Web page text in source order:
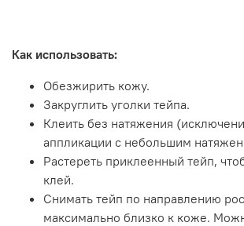
Как использовать:
Обезжирить кожу.
Закруглить уголки тейпа.
Клеить без натяжения
аппликации с небольшим
Растереть приклеенный тейп,
клей.
Снимать тейп по направлению
максимально близко к коже.